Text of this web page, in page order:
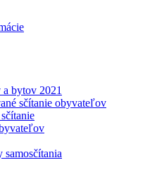
bytov 2021
sčítanie obyvateľov